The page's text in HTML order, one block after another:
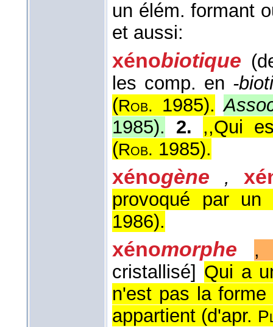
un élém. formant
et aussi:
xénobiotique
les comp. en -
(Rob. 1985).
1985). 2.
,,Qui
(Rob. 1985).
xénogène ,
provoqué par un
1986).
xénomorphe
,
cristallisé] Qui a
n'est pas la
appartient (d'apr.